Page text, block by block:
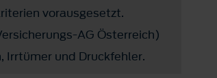
vorausgesetzt.
AG Österreich)
und Druckfehler.